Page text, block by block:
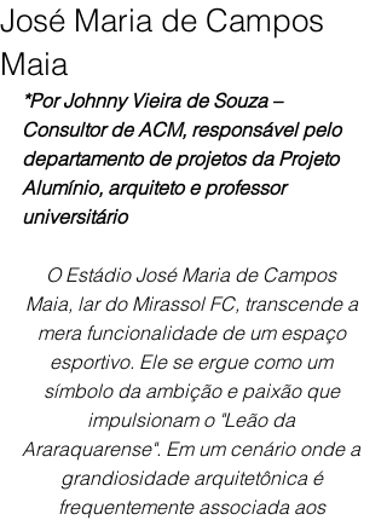
José Maria de Campos
Maia
*Por Johnny Vieira de Souza –
Consultor de ACM, responsável pelo
departamento de projetos da Projeto
Alumínio, arquiteto e professor
universitário
O Estádio José Maria de Campos
Maia, lar do Mirassol FC, transcende a
mera funcionalidade de um espaço
esportivo. Ele se ergue como um
símbolo da ambição e paixão que
impulsionam o "Leão da
Araraquarense". Em um cenário onde a
grandiosidade arquitetônica é
frequentemente associada aos